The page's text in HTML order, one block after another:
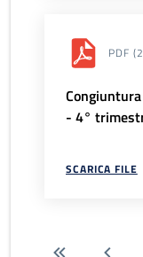
PDF
- 4°
SCARICA FILE